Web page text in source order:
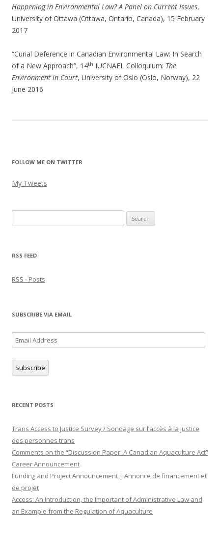
Happening in Environmental Law? A Panel on Current Issues,
University of Ottawa (Ottawa, Ontario, Canada), 15 February
2017
“Curial Deference in Canadian Environmental Law: In Search
of a New Approach”, 14th IUCNAEL Colloquium: The
Environment in Court, University of Oslo (Oslo, Norway), 22
June 2016
FOLLOW ME ON TWITTER
My Tweets
for:
RSS FEED
RSS - Posts
SUBSCRIBE VIA EMAIL
Email
Address
Subscribe
RECENT POSTS
Trans Access to Justice Survey / Sondage sur l’accès à la justice
des personnes trans
Comments on the “Discussion Paper: A Canadian Aquaculture Act”
Career Announcement
Funding and Project Announcement | Annonce de financement et
de projet
Access: An Introduction, the Important of Administrative Law and
an Example from the Regulation of Aquaculture